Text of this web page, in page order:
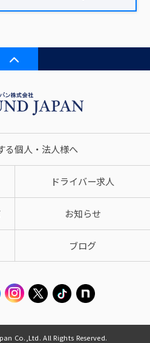
る個人・法人様へ
ドライバー求人
お知らせ
ブログ
Co.,Ltd. All Rights Reserved.